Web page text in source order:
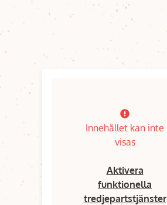
Innehållet kan inte
visas
Aktivera
funktionella
tredjepartstjänster